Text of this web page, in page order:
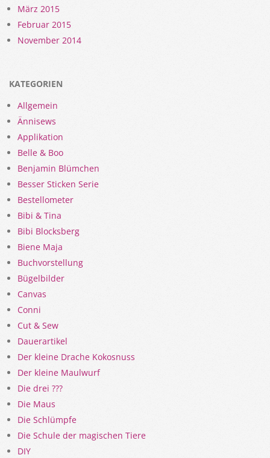
März 2015
Februar 2015
November 2014
KATEGORIEN
Allgemein
Ännisews
Applikation
Belle & Boo
Benjamin Blümchen
Besser Sticken Serie
Bestellometer
Bibi & Tina
Bibi Blocksberg
Biene Maja
Buchvorstellung
Bügelbilder
Canvas
Conni
Cut & Sew
Dauerartikel
Der kleine Drache Kokosnuss
Der kleine Maulwurf
Die drei ???
Die Maus
Die Schlümpfe
Die Schule der magischen Tiere
DIY